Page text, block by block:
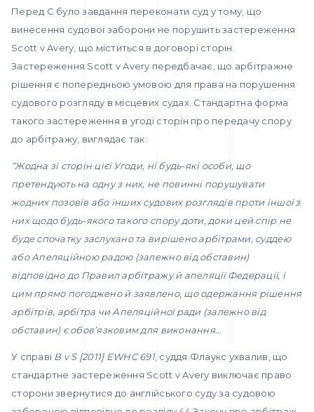
Перед С було завдання переконати суд у тому, що
винесення судової заборони не порушить застереження
Scott v Avery, що міститься в договорі сторін.
Застереження Scott v Avery передбачає, що арбітражне
рішення є попередньою умовою для права на порушення
судового розгляду в місцевих судах. Стандартна форма
такого застереження в угоді сторін про передачу спору
до арбітражу, виглядає так:
“Жодна зі сторін цієї Угоди, ні будь-які особи, що
претендують на одну з них, не повинні порушувати
жодних позовів або інших судових розглядів проти іншої з
них щодо будь-якого такого спору доти, доки цей спір не
буде спочатку заслухано та вирішено арбітрами, суддею
або Апеляційною радою (залежно від обставин)
відповідно до Правил арбітражу й апеляції Федерації, і
цим прямо погоджено й заявлено, що одержання рішення
арбітрів, арбітра чи Апеляційної ради (залежно від
обставин) є обов’язковим для виконання…
У справі B v S [2011] EWHC 691, суддя Флаукс ухвалив, що
стандартне застереження Scott v Avery виключає право
сторони звернутися до англійського суду за судовою